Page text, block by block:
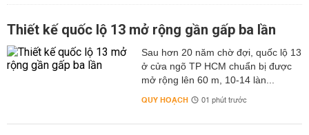
Thiết kế quốc lộ 13 mở rộng gần gấp ba lần
Sau hơn 20 năm chờ đợi, quốc lộ 13
ở cửa ngõ TP HCM chuẩn bị được
mở rộng lên 60 m, 10-14 làn...
QUY HOẠCH 01 phút trước